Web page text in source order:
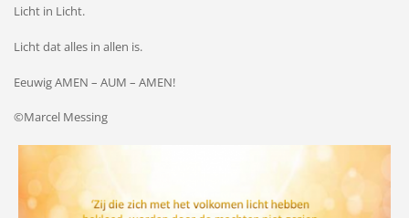
Licht in Licht.
Licht dat alles in allen is.
Eeuwig AMEN – AUM – AMEN!
©Marcel Messing